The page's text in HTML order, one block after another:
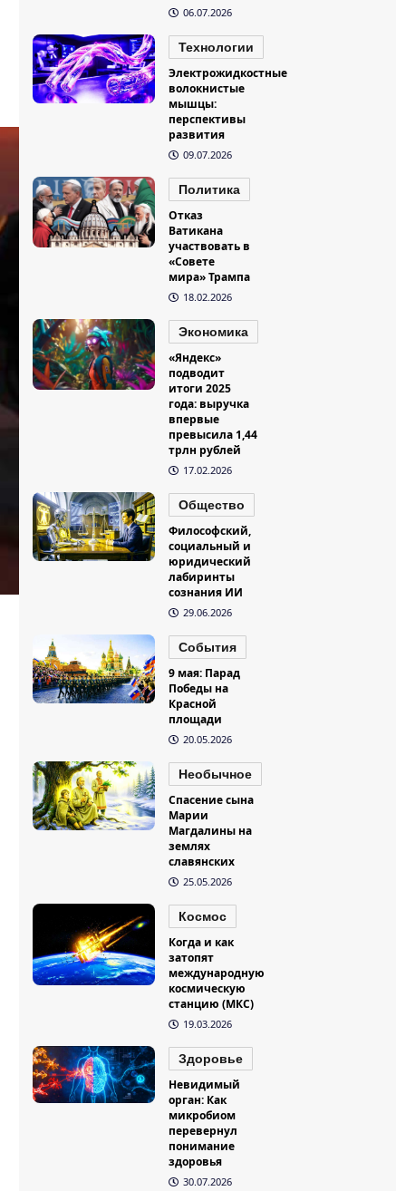
06.07.2026
Технологии
Электрожидкостные
волокнистые
мышцы:
перспективы
развития
09.07.2026
Политика
Отказ
Ватикана
участвовать в
«Совете
мира» Трампа
18.02.2026
Экономика
«Яндекс»
подводит
итоги 2025
года: выручка
впервые
превысила 1,44
трлн рублей
17.02.2026
Общество
Философский,
социальный и
юридический
лабиринты
сознания ИИ
29.06.2026
События
9 мая: Парад
Победы на
Красной
площади
20.05.2026
Необычное
Спасение сына
Марии
Магдалины на
землях
славянских
25.05.2026
Космос
Когда и как
затопят
международную
космическую
станцию (МКС)
19.03.2026
Здоровье
Невидимый
орган: Как
микробиом
перевернул
понимание
здоровья
30.07.2026